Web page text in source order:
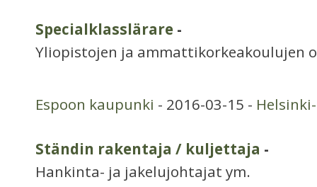
Specialklasslärare -
Yliopistojen ja ammattikorkeakoulujen
Espoon kaupunki - 2016-03-15 -
Ständin rakentaja / kuljettaja -
Hankinta- ja jakelujohtajat ym.